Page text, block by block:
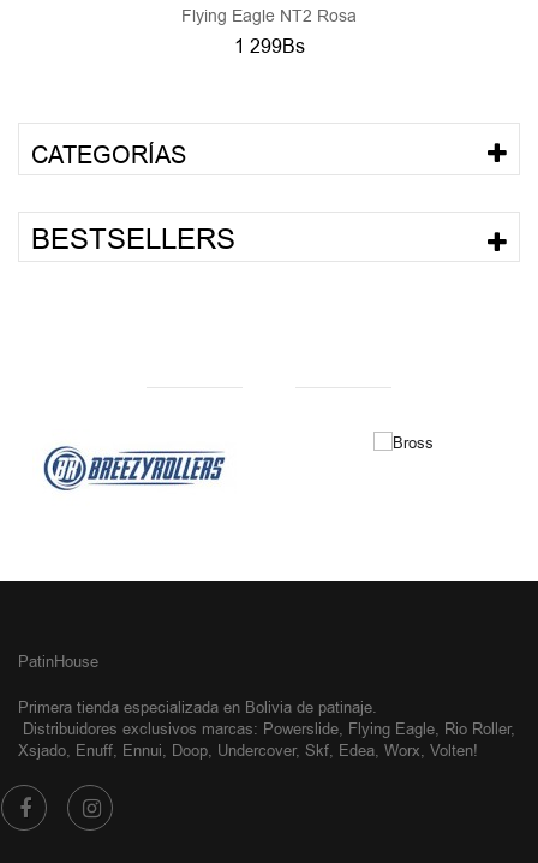
Flying Eagle NT2 Rosa
1 299Bs
CATEGORÍAS
BESTSELLERS
PatinHouse
Primera tienda especializada en Bolivia de patinaje.
Distribuidores exclusivos marcas: Powerslide, Flying Eagle, Rio Roller,
Xsjado, Enuff, Ennui, Doop, Undercover, Skf, Edea, Worx, Volten!